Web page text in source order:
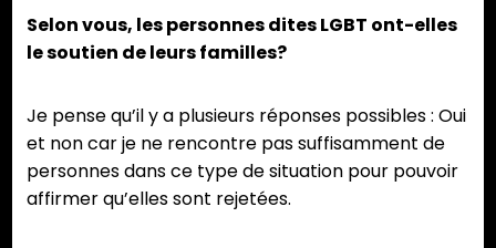
Selon vous, les personnes dites LGBT ont-elles
le soutien de leurs familles?
Je pense qu’il y a plusieurs réponses possibles : Oui
et non car je ne rencontre pas suffisamment de
personnes dans ce type de situation pour pouvoir
affirmer qu’elles sont rejetées.